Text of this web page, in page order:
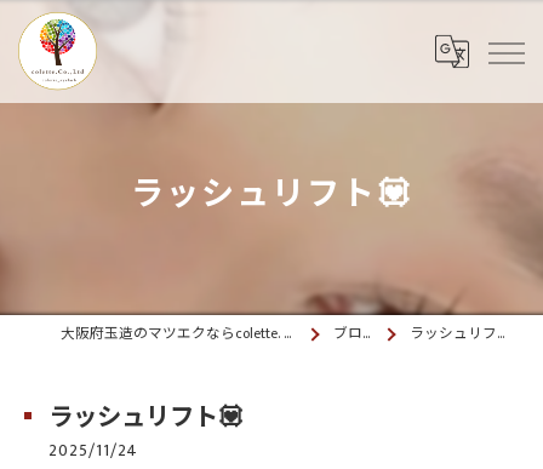
ラッシュリフト💟
大阪府玉造のマツエクならcolette. 玉造 ブログ ラッシュリフト💟
ラッシュリフト💟
2025/11/24